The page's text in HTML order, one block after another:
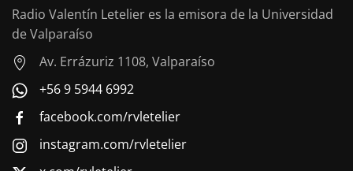
Radio Valentín Letelier es la emisora de la Universidad
de Valparaíso
Av. Errázuriz 1108, Valparaíso
+56 9 5944 6992
facebook.com/rvletelier
instagram.com/rvletelier